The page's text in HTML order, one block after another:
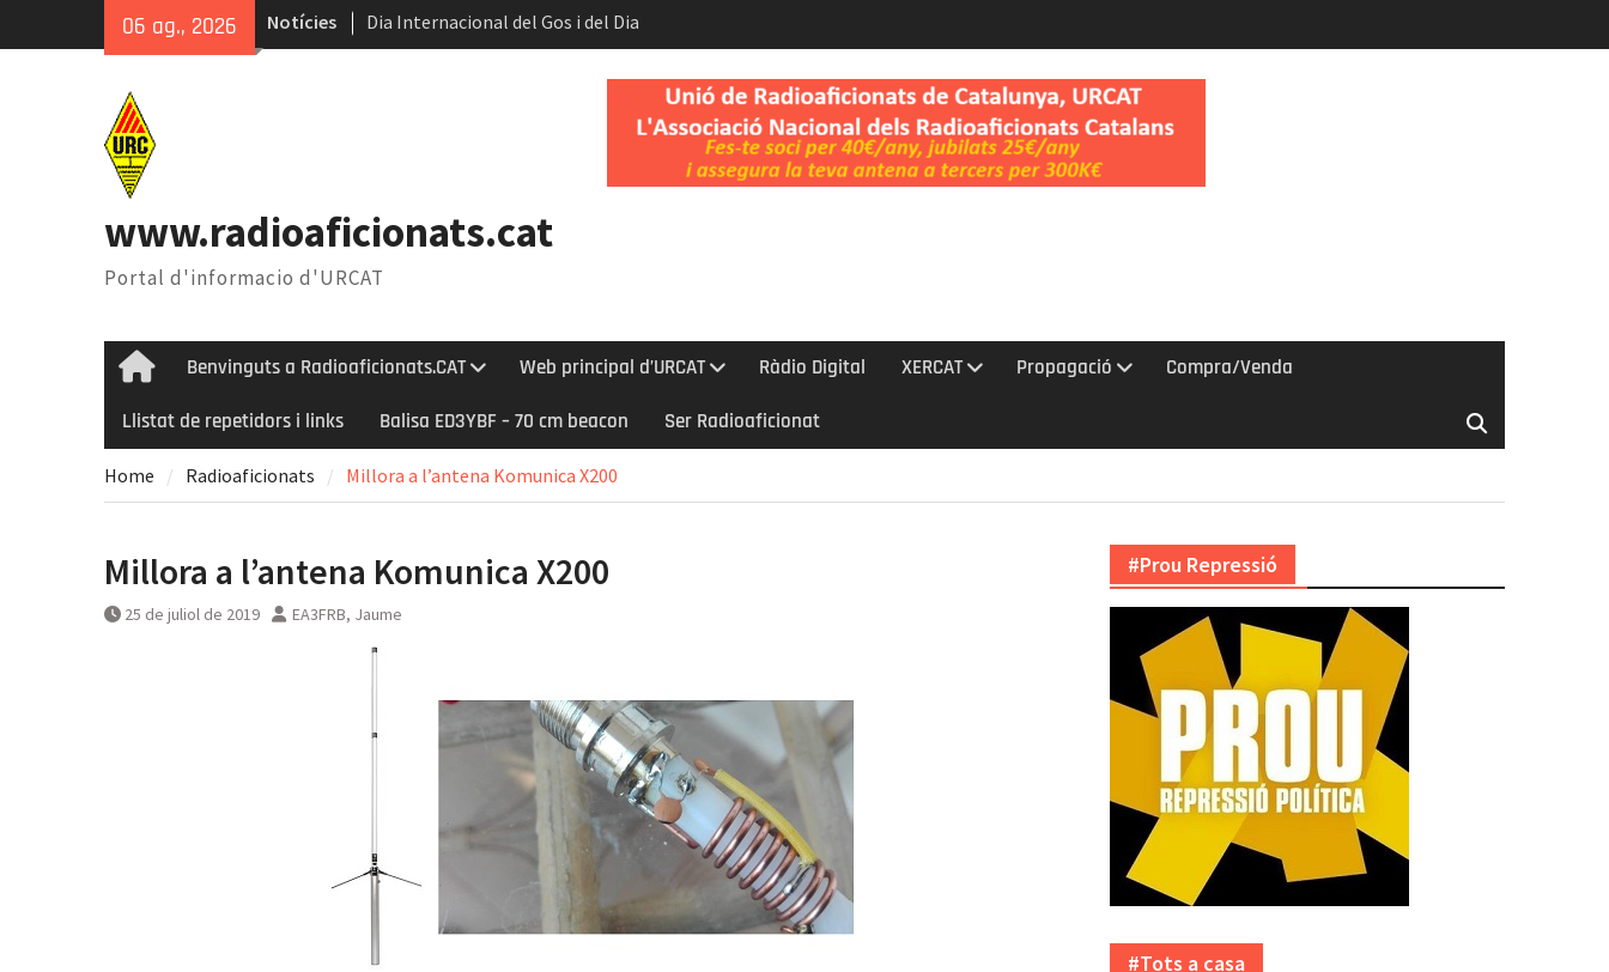
06 ag., 2026 Notícies
Dia Internacional del Gos i del Dia
Internacional del Gat.
Radioastronomia durant l’eclipsi
Èxit de la 45ena Trobada a la Cerdanya
www.radioaficionats.cat
Portal d'informacio d'URCAT
HomeBenvinguts a Radioaficionats.CAT Web principal d’URCAT Ràdio Digital XERCAT Propagació Compra/Venda
Llistat de repetidors i links Balisa ED3YBF – 70 cm beacon Ser Radioaficionat
Home Radioaficionats Millora a l’antena Komunica X200
Millora a l’antena Komunica X200
25 de juliol de 2019 EA3FRB, Jaume
#Prou Repressió
#Tots a casa